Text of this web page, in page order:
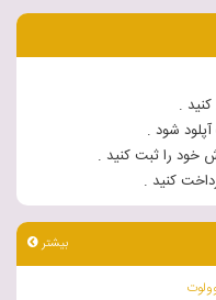
.
شود .
خود را ثبت کنید .
کنید .
بیشتر